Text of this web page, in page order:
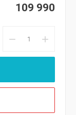
109 990
− +